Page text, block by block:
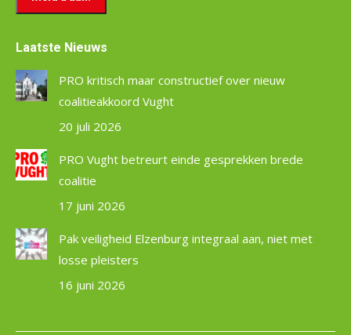
Laatste Nieuws
PRO kritisch maar constructief over nieuw
coalitieakkoord Vught
20 juli 2026
PRO Vught betreurt einde gesprekken brede
coalitie
17 juni 2026
Pak veiligheid Elzenburg integraal aan, niet met
losse pleisters
16 juni 2026